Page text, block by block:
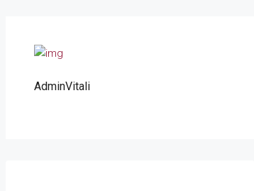
AdminVitali